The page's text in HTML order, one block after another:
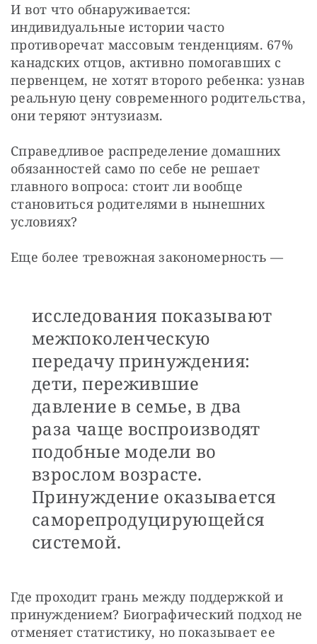
И вот что обнаруживается:
индивидуальные истории часто
противоречат массовым тенденциям. 67%
канадских отцов, активно помогавших с
первенцем, не хотят второго ребенка: узнав
реальную цену современного родительства,
они теряют энтузиазм.
Справедливое распределение домашних
обязанностей само по себе не решает
главного вопроса: стоит ли вообще
становиться родителями в нынешних
условиях?
Еще более тревожная закономерность —
исследования показывают
межпоколенческую
передачу принуждения:
дети, пережившие
давление в семье, в два
раза чаще воспроизводят
подобные модели во
взрослом возрасте.
Принуждение оказывается
саморепродуцирующейся
системой.
Где проходит грань между поддержкой и
принуждением? Биографический подход не
отменяет статистику, но показывает ее